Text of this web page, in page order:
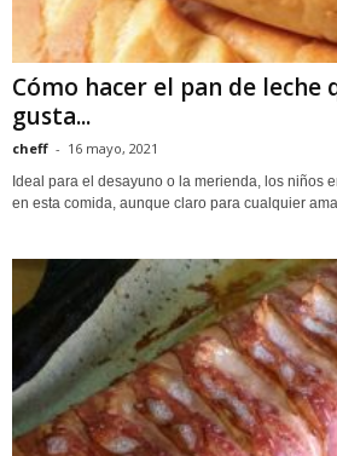
Cómo hacer el pan de leche
gusta...
cheff - 16 mayo, 2021
Ideal para el desayuno o la merienda, los niños
en esta comida, aunque claro para cualquier